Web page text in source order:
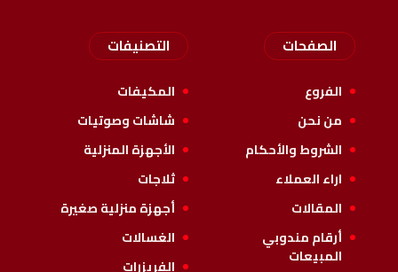
الصفحات
الفروع
من نحن
الشروط والأحكام
اراء العملاء
المقالات
أرقام مندوبي
المبيعات
التصنيفات
المكيفات
شاشات وصوتيات
الأجهزة المنزلية
ثلاجات
أجهزة منزلية صغيرة
الغسالات
الفريزرات